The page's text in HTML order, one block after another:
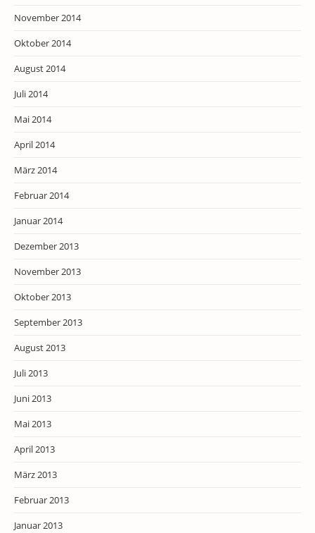
November 2014
Oktober 2014
August 2014
Juli 2014
Mai 2014
April 2014
März 2014
Februar 2014
Januar 2014
Dezember 2013
November 2013
Oktober 2013
September 2013
August 2013
Juli 2013
Juni 2013
Mai 2013
April 2013
März 2013
Februar 2013
Januar 2013